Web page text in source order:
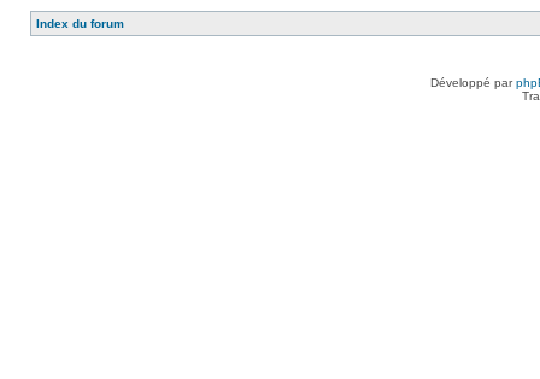
Index du forum
Développé par